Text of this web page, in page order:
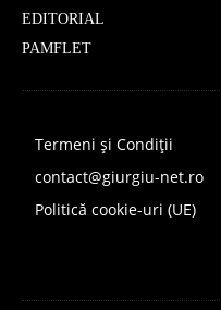
EDITORIAL
PAMFLET
Termeni și Condiții
contact@giurgiu-net.ro
Politică cookie-uri (UE)